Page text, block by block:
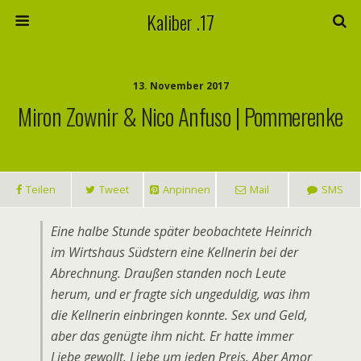
Kaliber .17
13. November 2017
Miron Zownir & Nico Anfuso | Pommerenke
Teilen Tweet Anpinnen Mail SMS
Eine halbe Stunde später beobachtete Heinrich
im Wirtshaus Südstern eine Kellnerin bei der
Abrechnung. Draußen standen noch Leute
herum, und er fragte sich ungeduldig, was ihm
die Kellnerin einbringen konnte. Sex und Geld,
aber das genügte ihm nicht. Er hatte immer
Liebe gewollt. Liebe um jeden Preis. Aber Amor